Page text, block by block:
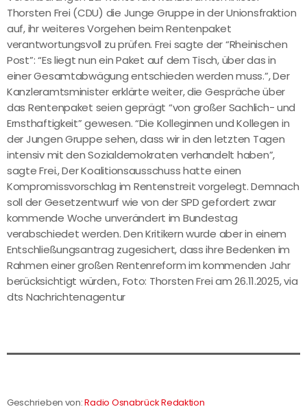
Thorsten Frei (CDU) die Junge Gruppe in der Unionsfraktion
auf, ihr weiteres Vorgehen beim Rentenpaket
verantwortungsvoll zu prüfen. Frei sagte der “Rheinischen
Post”: “Es liegt nun ein Paket auf dem Tisch, über das in
einer Gesamtabwägung entschieden werden muss.”, Der
Kanzleramtsminister erklärte weiter, die Gespräche über
das Rentenpaket seien geprägt “von großer Sachlich- und
Ernsthaftigkeit” gewesen. “Die Kolleginnen und Kollegen in
der Jungen Gruppe sehen, dass wir in den letzten Tagen
intensiv mit den Sozialdemokraten verhandelt haben”,
sagte Frei., Der Koalitionsausschuss hatte einen
Kompromissvorschlag im Rentenstreit vorgelegt. Demnach
soll der Gesetzentwurf wie von der SPD gefordert zwar
kommende Woche unverändert im Bundestag
verabschiedet werden. Den Kritikern wurde aber in einem
Entschließungsantrag zugesichert, dass ihre Bedenken im
Rahmen einer großen Rentenreform im kommenden Jahr
berücksichtigt würden., Foto: Thorsten Frei am 26.11.2025, via
dts Nachrichtenagentur
Geschrieben von:Radio Osnabrück Redaktion